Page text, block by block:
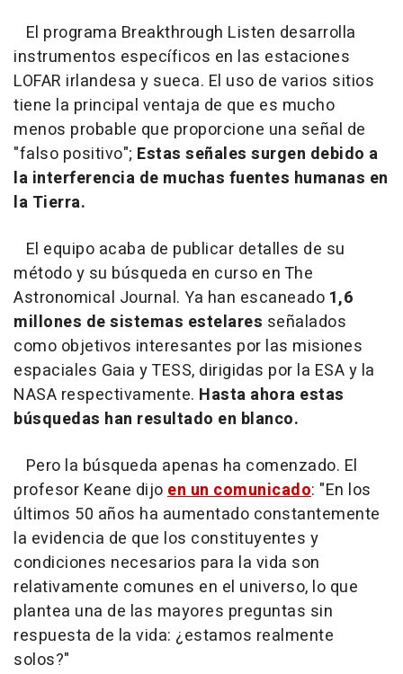
El programa Breakthrough Listen desarrolla
instrumentos específicos en las estaciones
LOFAR irlandesa y sueca. El uso de varios sitios
tiene la principal ventaja de que es mucho
menos probable que proporcione una señal de
"falso positivo"; Estas señales surgen debido a
la interferencia de muchas fuentes humanas en
la Tierra.
El equipo acaba de publicar detalles de su
método y su búsqueda en curso en The
Astronomical Journal. Ya han escaneado 1,6
millones de sistemas estelares señalados
como objetivos interesantes por las misiones
espaciales Gaia y TESS, dirigidas por la ESA y la
NASA respectivamente. Hasta ahora estas
búsquedas han resultado en blanco.
Pero la búsqueda apenas ha comenzado. El
profesor Keane dijoen un comunicado: "En los
últimos 50 años ha aumentado constantemente
la evidencia de que los constituyentes y
condiciones necesarios para la vida son
relativamente comunes en el universo, lo que
plantea una de las mayores preguntas sin
respuesta de la vida: ¿estamos realmente
solos?"